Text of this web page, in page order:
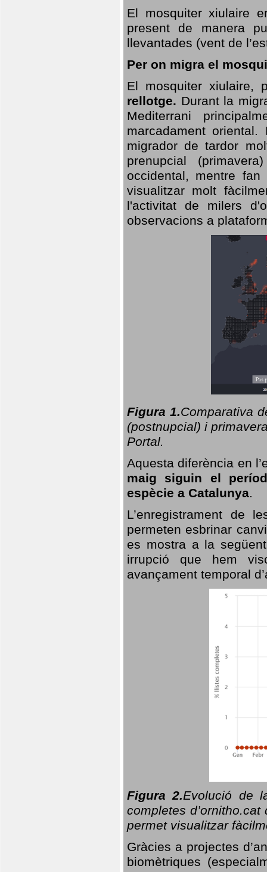
El mosquiter xiulaire
present de manera
llevantades (vent de
Per on migra el
El mosquiter xiulaire,
rellotge. Durant la
Mediterrani
marcadament
migrador de tardor
prenupcial
occidental, mentre
visualitzar molt
l'activitat de milers
observacions a
Figura 1.Comparativa
(postnupcial) i
Portal.
Aquesta diferència en
maig siguin el
espècie a Catalunya.
L’enregistrament de
permeten esbrinar
es mostra a la
irrupció que hem
avançament temporal
Figura 2.Evolució de
completes
permet visualitzar
Gràcies a projectes
biomètriques